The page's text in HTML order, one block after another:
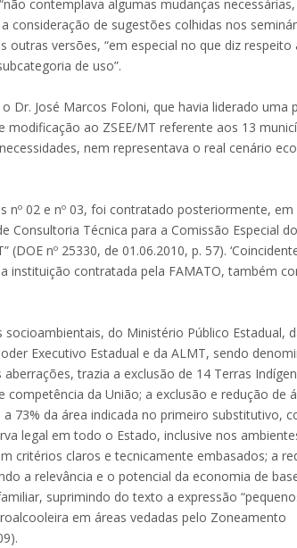
contemplava algumas mudanças
consideração de sugestões colhidas nos
outras versões, “em especial no que diz respeito
de uso”.
José Marcos Foloni, que havia liderado uma
modificação ao ZSEE/MT referente aos 13
nem representava o real cenário
nº 02 e nº 03, foi contratado posteriormente, em
Consultoria Técnica para a Comissão Especial do
nº 25330, de 01.06.2010, p. 57).
instituição contratada pela FAMATO, também
do Ministério Público Estadual,
Executivo Estadual e da ALMT, sendo
trazia a exclusão de 14 Terras
da União; a exclusão e redução de
73% da área indicada no primeiro substitutivo,
legal em todo o Estado, inclusive nos
critérios claros e tecnicamente embasados; a
a relevância e o potencial da economia de
suprimindo do texto a expressão
em áreas vedadas pelo Zoneamento